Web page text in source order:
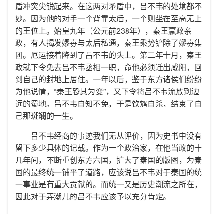
盾冲突尖锐起来。在这两对矛盾中，吕不韦的处境都不
妙。因为他的对手一个背靠太后，一个则坐在至高无上
的王位上。始皇九年（公元前238年），秦王嬴政亲
政，有人揭发嫪毐与太后私通，秦王乘势铲除了嫪毐集
团。厄运接着降到了吕不韦的头上。第二年十月，秦王
政就下令免去吕不韦丞相一职，命他必须迁出咸阳，回
到自己的封地上居住。一年以后，鉴于东方诸侯们纷纷
为他说情，“秦王恐其为变”，又下令将吕不韦流放到边
远的蜀地。吕不韦自知不免，于是饮鸩自杀，结束了自
己那斑斓的一生。
吕不韦经商的事迹我们无从评价，因为史书中没有
留下多少具体的记载。作为一个政治家，在他当政的十
几年间，不断重创东方六国，扩大了秦国的版图，为秦
国的最终统一铺平了道路，应该说吕不韦对于秦国的统
一事业是有重大贡献的。而统一又是历史潮流之所在，
因此对于弄潮儿的吕不韦应该予以充分肯定。